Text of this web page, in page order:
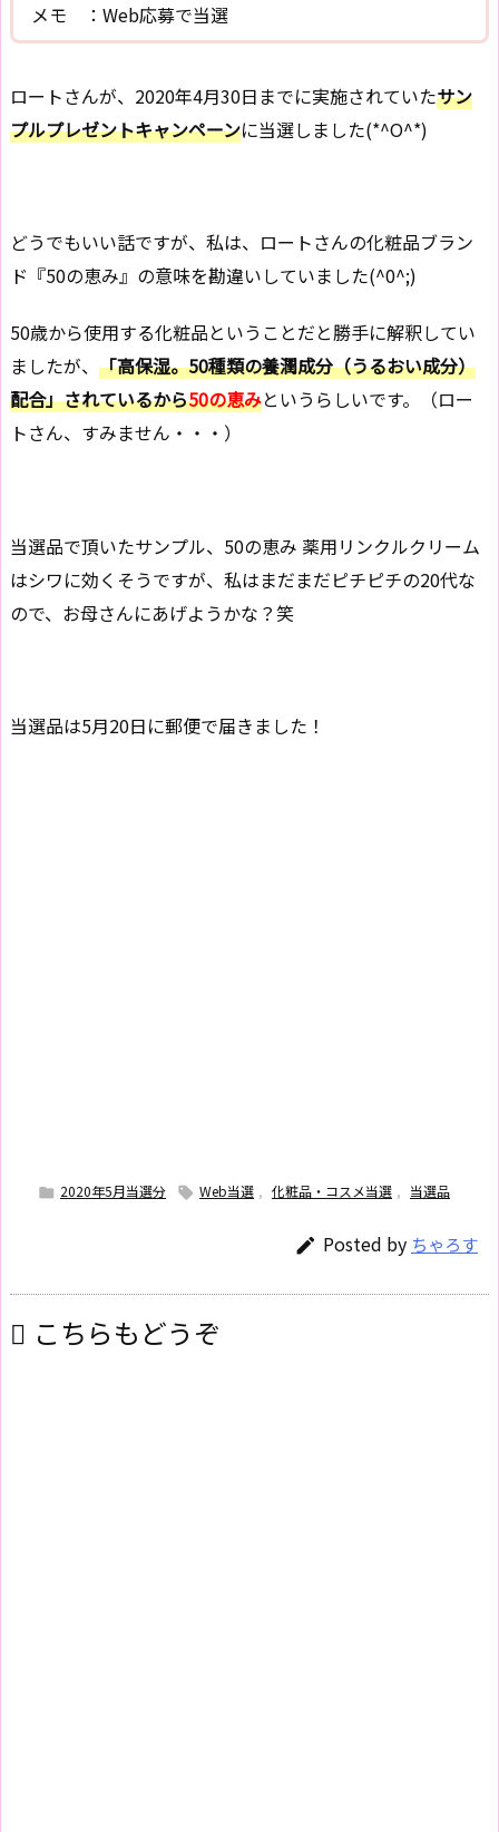
メモ ：Web応募で当選
ロートさんが、2020年4月30日までに実施されていたサン
プルプレゼントキャンペーンに当選しました(*^O^*)
どうでもいい話ですが、私は、ロートさんの化粧品ブラン
ド『50の恵み』の意味を勘違いしていました(^0^;)
50歳から使用する化粧品ということだと勝手に解釈してい
ましたが、 「高保湿。50種類の養潤成分（うるおい成分）
配合」されているから50の恵みというらしいです。（ロー
トさん、すみません・・・）
当選品で頂いたサンプル、50の恵み 薬用リンクルクリーム
はシワに効くそうですが、私はまだまだピチピチの20代な
ので、お母さんにあげようかな？笑
当選品は5月20日に郵便で届きました！
 2020年5月当選分  Web当選 , 化粧品・コスメ当選 , 当選品
 Posted by ちゃろす
こちらもどうぞ